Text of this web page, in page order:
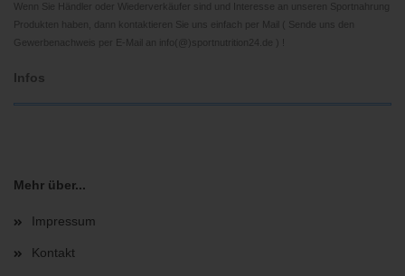
Wenn Sie Händler oder Wiederverkäufer sind und Interesse an unseren Sportnahrung
Produkten haben, dann kontaktieren Sie uns einfach per Mail ( Sende uns den
Gewerbenachweis per E-Mail an info(@)sportnutrition24.de ) !
Infos
Mehr über...
Impressum
Kontakt